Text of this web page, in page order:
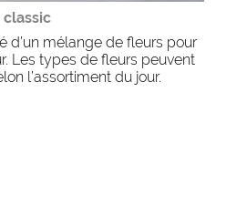
classic
mélange de fleurs pour
Les types de fleurs peuvent
l’assortiment du jour.